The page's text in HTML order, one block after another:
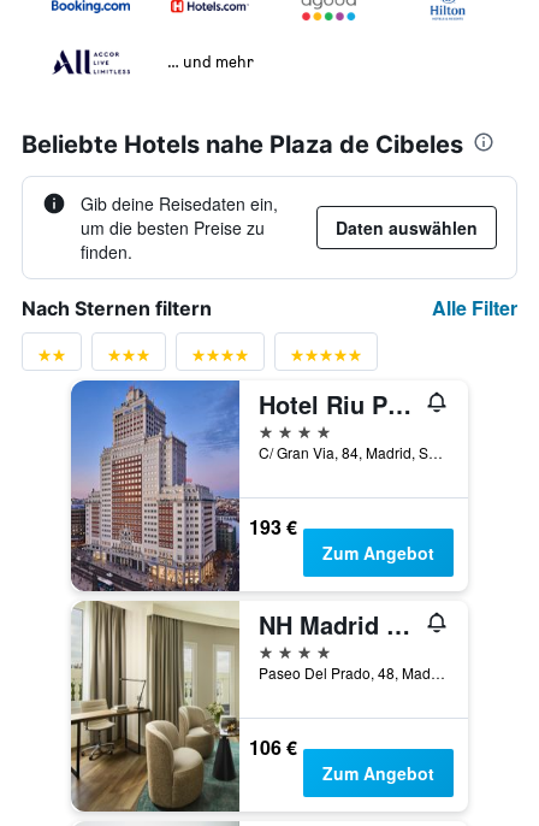
… und mehr
Beliebte Hotels nahe Plaza de Cibeles
Gib deine Reisedaten ein,
um die besten Preise zu
finden.
Daten auswählen
Nach Sternen filtern Alle Filter
Hotel Riu Plaza España
4 Sterne
C/ Gran Via, 84, Madrid, Spanien
193 €
Zum Angebot
NH Madrid Nacional
4 Sterne
Paseo Del Prado, 48, Madrid, Spanien
106 €
Zum Angebot